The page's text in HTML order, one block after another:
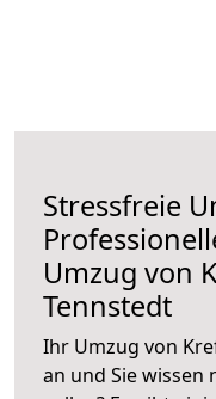
Stressfreie
Umzug von
Tennstedt
Ihr Umzug von
an und Sie wissen